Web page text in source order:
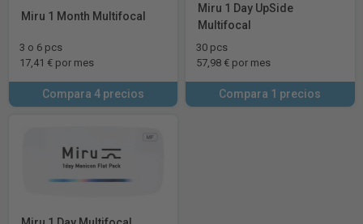
Miru 1 Month Multifocal
3 o 6 pcs
17,41 € por mes
Compara 4 precios
Miru 1 Day UpSide
Multifocal
30 pcs
57,98 € por mes
Compara 1 precios